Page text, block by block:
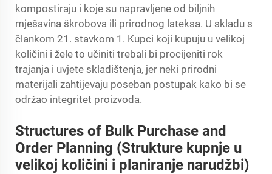
kompostiraju i koje su napravljene od biljnih
mješavina škrobova ili prirodnog lateksa. U skladu s
člankom 21. stavkom 1. Kupci koji kupuju u velikoj
količini i žele to učiniti trebali bi procijeniti rok
trajanja i uvjete skladištenja, jer neki prirodni
materijali zahtijevaju poseban postupak kako bi se
održao integritet proizvoda.
Structures of Bulk Purchase and
Order Planning (Strukture kupnje u
velikoj količini i planiranje narudžbi)